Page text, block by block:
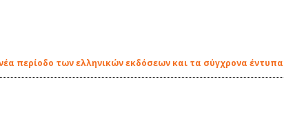
περίοδο των ελληνικών εκδόσεων και τα σύγχρονα έντυπα